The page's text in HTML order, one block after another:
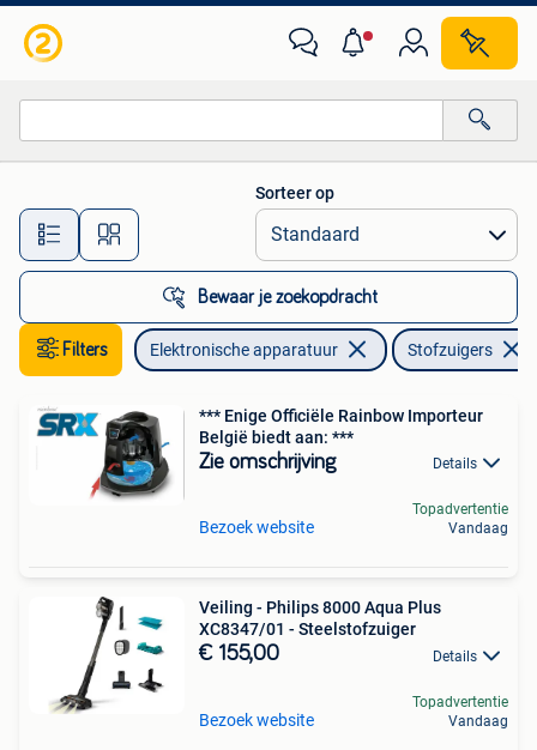
Alle afstanden…
Sorteer op
Bewaar je zoekopdracht
Filters Elektronische apparatuur Stofzuigers
*** Enige Officiële Rainbow Importeur
België biedt aan: ***
Zie omschrijving Details
Bezoek website
Topadvertentie
Vandaag
Veiling - Philips 8000 Aqua Plus
XC8347/01 - Steelstofzuiger
€ 155,00 Details
Bezoek website
Topadvertentie
Vandaag